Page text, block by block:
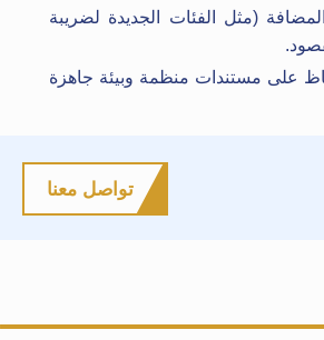
(مثل الفئات الجديدة لضريبة
على مستندات منظمة وبيئة جاهزة
تواصل معنا